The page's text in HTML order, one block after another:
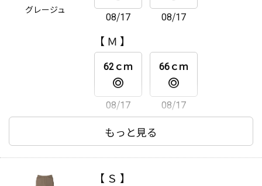
62ｃｍ
08/17
66ｃｍ
08/17
グレージュ 08/17 08/17
【 Ｍ 】
62ｃｍ
08/17
66ｃｍ
08/17
【 Ｌ 】
もっと見る
【 Ｓ 】